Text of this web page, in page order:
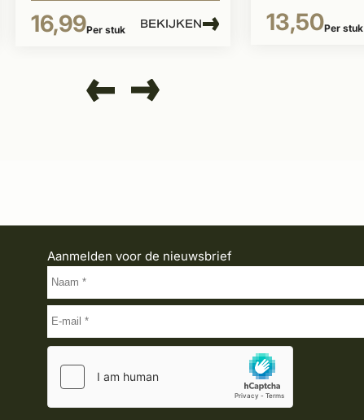
16,99Per stuk BEKIJKEN 13,50Per stuk
Aanmelden voor de nieuwsbrief